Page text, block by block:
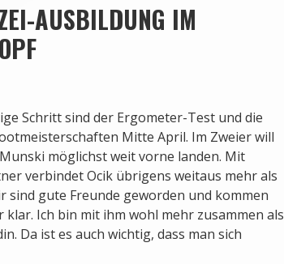
AUSBILDUNG IM
Schritt sind der Ergometer-Test und die
Mitte April. Im Zweier will
möglichst weit vorne landen. Mit
verbindet Ocik übrigens weitaus mehr als
sind gute Freunde geworden und kommen
Ich bin mit ihm wohl mehr zusammen als
Da ist es auch wichtig, dass man sich